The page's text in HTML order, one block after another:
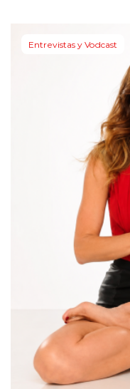
Entrevistas y Vodcast